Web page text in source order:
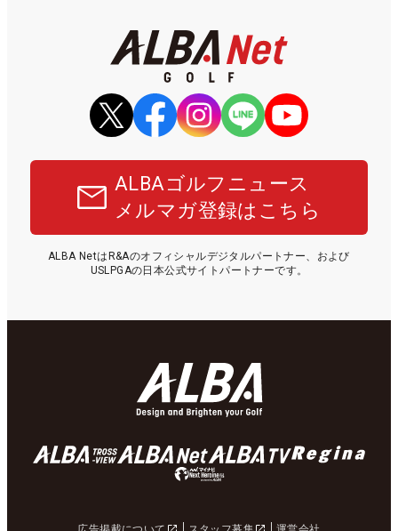
ALBAゴルフニュース
メルマガ登録はこちら
ALBA NetはR&Aのオフィシャルデジタルパートナー、および
USLPGAの日本公式サイトパートナーです。